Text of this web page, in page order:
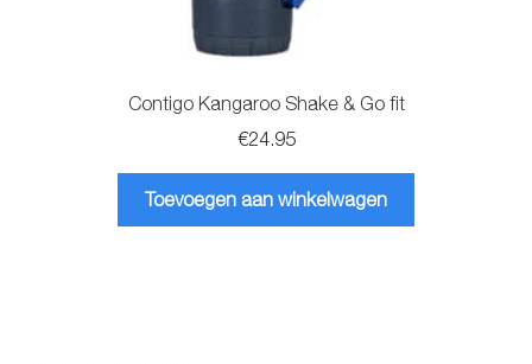
Contigo Kangaroo Shake & Go fit
€24.95
Toevoegen aan winkelwagen